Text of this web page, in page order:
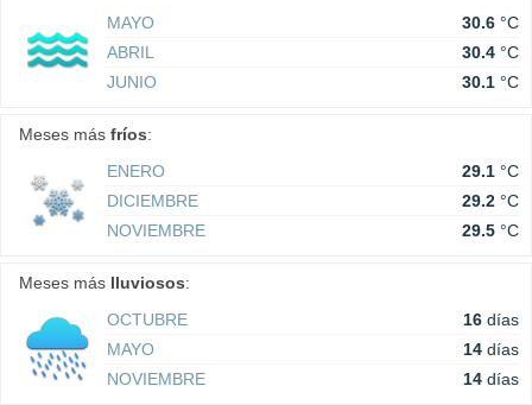
MAYO
30.6 °C
ABRIL
30.4 °C
JUNIO
30.1 °C
Meses más fríos:
ENERO
29.1 °C
DICIEMBRE
29.2 °C
NOVIEMBRE
29.5 °C
Meses más lluviosos:
OCTUBRE
16 días
MAYO
14 días
NOVIEMBRE
14 días